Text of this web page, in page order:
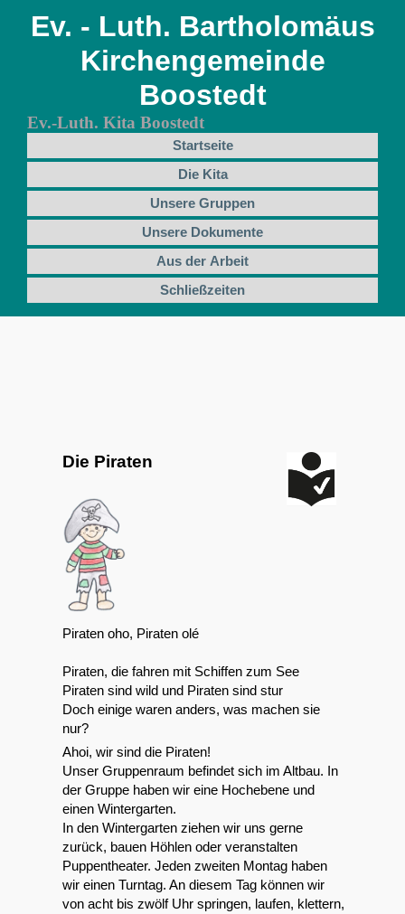
Ev. - Luth. Bartholomäus
Kirchengemeinde
Boostedt
Ev.-Luth. Kita Boostedt
Startseite
Die Kita
Unsere Gruppen
Unsere Dokumente
Aus der Arbeit
Schließzeiten
Die Piraten
Piraten oho, Piraten olé
Piraten, die fahren mit Schiffen zum See
Piraten sind wild und Piraten sind stur
Doch einige waren anders, was machen sie
nur?
Ahoi, wir sind die Piraten!
Unser Gruppenraum befindet sich im Altbau. In
der Gruppe haben wir eine Hochebene und
einen Wintergarten.
In den Wintergarten ziehen wir uns gerne
zurück, bauen Höhlen oder veranstalten
Puppentheater. Jeden zweiten Montag haben
wir einen Turntag. An diesem Tag können wir
von acht bis zwölf Uhr springen, laufen, klettern,